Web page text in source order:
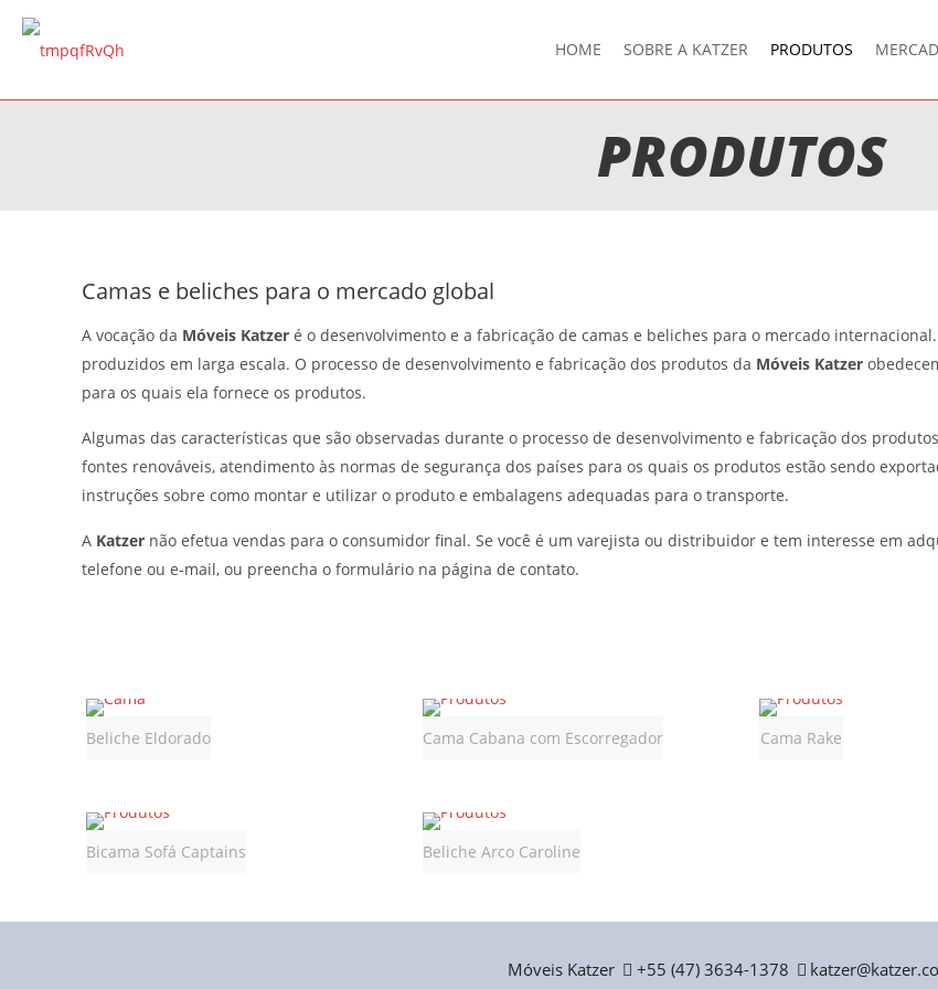
HOME SOBRE A KATZER PRODUTOS
PRODUTOS
Camas e beliches para o mercado global
A vocação da Móveis Katzer é o desenvolvimento e a fabricação de camas e beliches para o mercado
produzidos em larga escala. O processo de desenvolvimento e fabricação dos produtos da Móveis Katzer
para os quais ela fornece os produtos.
Algumas das características que são observadas durante o processo de desenvolvimento e fabricação dos produtos
fontes renováveis, atendimento às normas de segurança dos países para os quais os produtos estão sendo
instruções sobre como montar e utilizar o produto e embalagens adequadas para o transporte.
A Katzer não efetua vendas para o consumidor final. Se você é um varejista ou distribuidor e tem interesse em
telefone ou e-mail, ou preencha o formulário na página de contato.
Beliche Eldorado Cama Cabana com Escorregador Cama Rake
Bicama Sofá Captains Beliche Arco Caroline
Móveis Katzer +55 (47) 3634-1378